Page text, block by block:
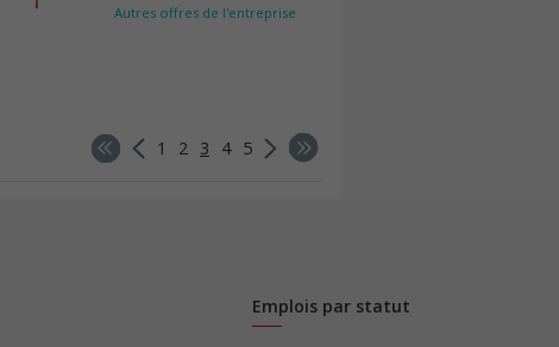
Autres offres de l'entreprise
1 2 3 4 5
Emplois par statut